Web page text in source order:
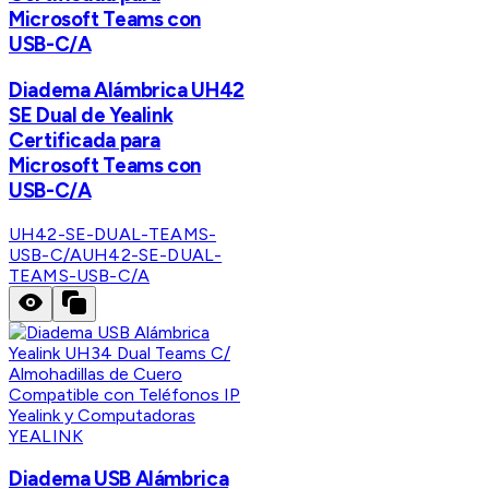
Microsoft Teams con
USB-C/A
Diadema Alámbrica UH42
SE Dual de Yealink
Certificada para
Microsoft Teams con
USB-C/A
UH42-SE-DUAL-TEAMS-
USB-C/AUH42-SE-DUAL-
TEAMS-USB-C/A
YEALINK
Diadema USB Alámbrica